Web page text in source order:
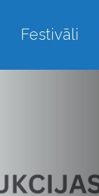
Festivāli